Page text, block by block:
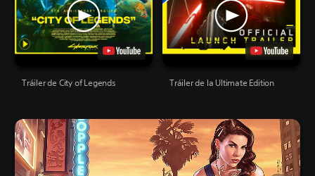
Tráiler de City of Legends Tráiler de la Ultimate Edition